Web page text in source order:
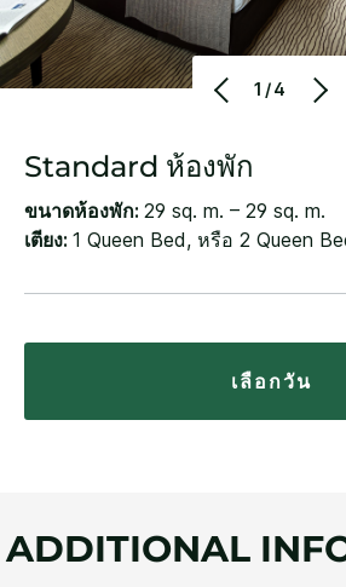
1/4
Standard ห้องพัก
ขนาดห้องพัก: 29 sq. m. – 29 sq. m.
เตียง: 1 Queen Bed, หรือ 2 Queen
เลือกวัน
ADDITIONAL